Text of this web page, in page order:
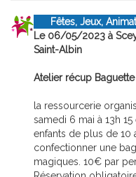
Fêtes, Jeux,
Le 06/05/2023 à
Saint-Albin
Atelier récup
la ressourcerie
samedi 6 mai à 13h 15
enfants de plus de 10
confectionner une
magiques. 10€ par